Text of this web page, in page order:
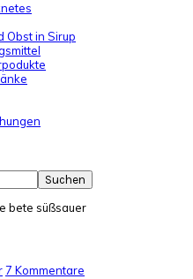
Obst in Sirup
bete süßsauer
7 Kommentare